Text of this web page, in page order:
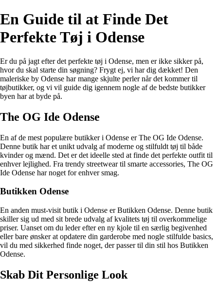
En Guide til at Finde Det
Perfekte Tøj i Odense
Er du på jagt efter det perfekte tøj i Odense, men er ikke sikker på,
hvor du skal starte din søgning? Frygt ej, vi har dig dækket! Den
maleriske by Odense har mange skjulte perler når det kommer til
tøjbutikker, og vi vil guide dig igennem nogle af de bedste butikker
byen har at byde på.
The OG Ide Odense
En af de mest populære butikker i Odense er The OG Ide Odense.
Denne butik har et unikt udvalg af moderne og stilfuldt tøj til både
kvinder og mænd. Det er det ideelle sted at finde det perfekte outfit til
enhver lejlighed. Fra trendy streetwear til smarte accessories, The OG
Ide Odense har noget for enhver smag.
Butikken Odense
En anden must-visit butik i Odense er Butikken Odense. Denne butik
skiller sig ud med sit brede udvalg af kvalitets tøj til overkommelige
priser. Uanset om du leder efter en ny kjole til en særlig begivenhed
eller bare ønsker at opdatere din garderobe med nogle stilfulde basics,
vil du med sikkerhed finde noget, der passer til din stil hos Butikken
Odense.
Skab Dit Personlige Look